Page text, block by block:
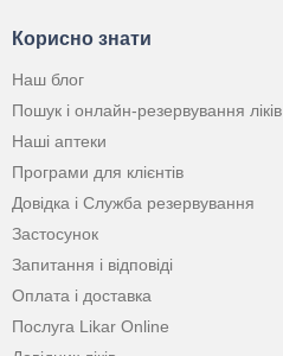
Корисно знати
Наш блог
Пошук і онлайн-резервування ліків
Наші аптеки
Програми для клієнтів
Довідка і Служба резервування
Застосунок
Запитання і відповіді
Оплата і доставка
Послуга Likar Online